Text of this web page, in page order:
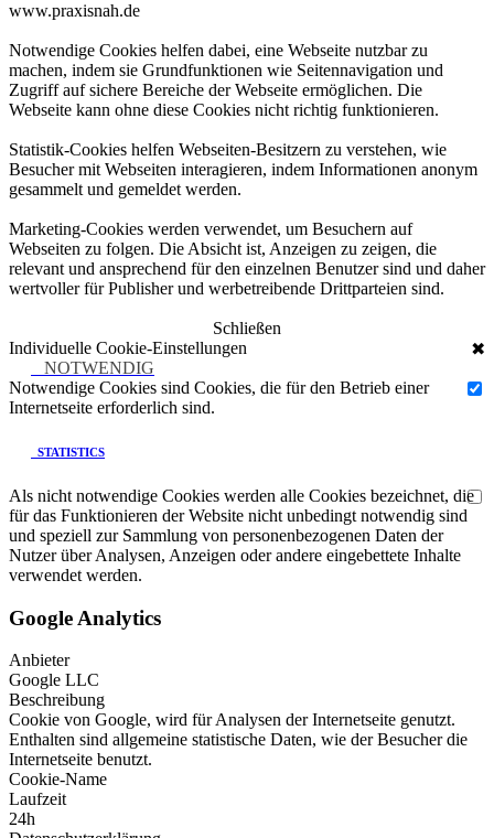
www.praxisnah.de
Notwendige Cookies helfen dabei, eine Webseite nutzbar zu
machen, indem sie Grundfunktionen wie Seitennavigation und
Zugriff auf sichere Bereiche der Webseite ermöglichen. Die
Webseite kann ohne diese Cookies nicht richtig funktionieren.
Statistik-Cookies helfen Webseiten-Besitzern zu verstehen, wie
Besucher mit Webseiten interagieren, indem Informationen anonym
gesammelt und gemeldet werden.
Marketing-Cookies werden verwendet, um Besuchern auf
Webseiten zu folgen. Die Absicht ist, Anzeigen zu zeigen, die
relevant und ansprechend für den einzelnen Benutzer sind und daher
wertvoller für Publisher und werbetreibende Drittparteien sind.
Schließen
Individuelle Cookie-Einstellungen
✖
NOTWENDIG
Notwendige Cookies sind Cookies, die für den Betrieb einer
Internetseite erforderlich sind.
STATISTICS
Als nicht notwendige Cookies werden alle Cookies bezeichnet, die
für das Funktionieren der Website nicht unbedingt notwendig sind
und speziell zur Sammlung von personenbezogenen Daten der
Nutzer über Analysen, Anzeigen oder andere eingebettete Inhalte
verwendet werden.
Google Analytics
Anbieter
Google LLC
Beschreibung
Cookie von Google, wird für Analysen der Internetseite genutzt.
Enthalten sind allgemeine statistische Daten, wie der Besucher die
Internetseite benutzt.
Cookie-Name
Laufzeit
24h